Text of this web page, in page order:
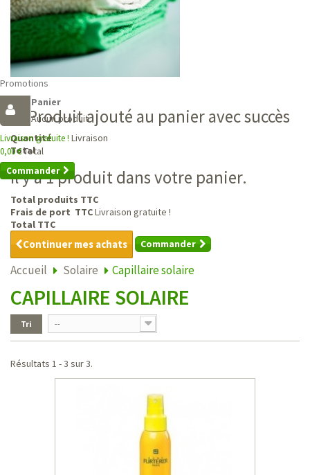
Promotions
Panier
Aucun produit
Livraison gratuite ! Livraison
0,00 €Total
Commander
Produit ajouté au panier avec succès
Quantité
Total
Il y a 1 produit dans votre panier.
Total produits TTC
Frais de port TTCLivraison gratuite !
Total TTC
Continuer mes achats Commander
Accueil Solaire Capillaire solaire
CAPILLAIRE SOLAIRE
Tri --
Résultats 1 - 3 sur 3.